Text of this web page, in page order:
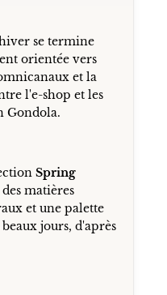
se termine
orientée vers
et la
l'e-shop et les
Gondola.
Spring
matières
et une palette
jours, d'après